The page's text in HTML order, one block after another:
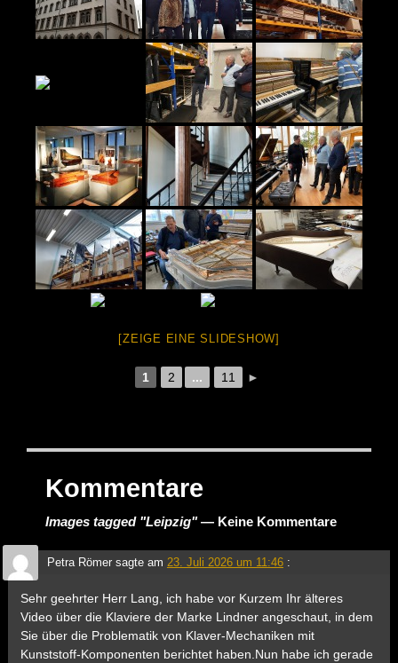
[ZEIGE EINE SLIDESHOW]
1 2 ... 11 ►
Kommentare
Images tagged "Leipzig"— Keine Kommentare
Petra Römersagte am 23. Juli 2026 um 11:46 :
Sehr geehrter Herr Lang, ich habe vor Kurzem Ihr älteres
Video über die Klaviere der Marke Lindner angeschaut, in dem
Sie über die Problematik von Klaver-Mechaniken mit
Kunststoff-Komponenten berichtet haben.Nun habe ich gerade